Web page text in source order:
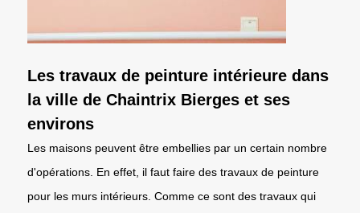
Les travaux de peinture intérieure dans
la ville de Chaintrix Bierges et ses
environs
Les maisons peuvent être embellies par un certain nombre
d'opérations. En effet, il faut faire des travaux de peinture
pour les murs intérieurs. Comme ce sont des travaux qui